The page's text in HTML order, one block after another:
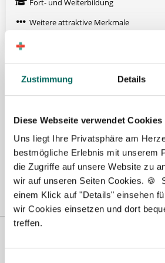
Zustimmung Details
Diese Webseite verwendet Cookies
Uns liegt Ihre Privatsphäre am
bestmögliche Erlebnis mit unserem
die Zugriffe auf unsere Website zu
wir auf unseren Seiten Cookies. 🍪
einem Klick auf "Details" einsehen
wir Cookies einsetzen und dort
treffen.
Fort- und Weiterbildung
Weitere attraktive Merkmale
Hier finden Sie aktuelle
Wunschregion:
Hamburg |Hannover|Heilbronn |Ingolstadt
Magdeburg|Mönchengladbach|München
Pforzheim|Schweinfurt|Stendal|Stuttgart
Wilhelmshaven |